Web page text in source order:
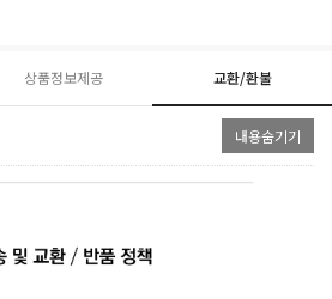
상품정보제공 교환/환불
내용숨기기